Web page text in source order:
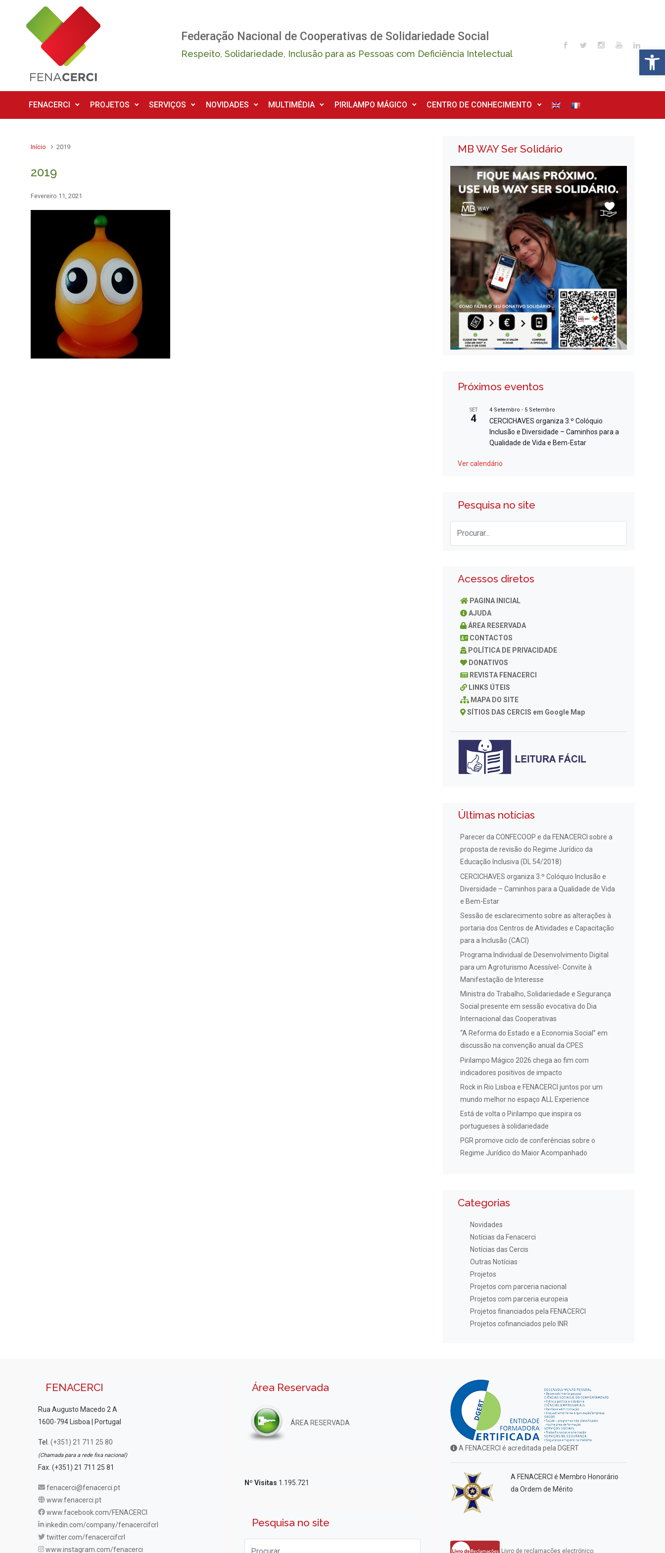
Skip to main content
Federação Nacional de Cooperativas de Solidariedade Social
Respeito, Solidariedade, Inclusão para as Pessoas com Deficiência Intelectual
FENACERCI PROJETOS SERVIÇOS NOVIDADES MULTIMÉDIA PIRILAMPO MÁGICO CENTRO DE CONHECIMENTO
Início 2019
2019
Fevereiro 11, 2021
MB WAY Ser Solidário
Próximos eventos
SET
4
4 Setembro - 5 Setembro
CERCICHAVES organiza 3.º Colóquio
Inclusão e Diversidade – Caminhos para a
Qualidade de Vida e Bem-Estar
Ver calendário
Pesquisa no site
Acessos diretos
PAGINA INICIAL
AJUDA
ÁREA RESERVADA
CONTACTOS
POLÍTICA DE PRIVACIDADE
DONATIVOS
REVISTA FENACERCI
LINKS ÚTEIS
MAPA DO SITE
SÍTIOS DAS CERCIS em Google Map
Últimas notícias
Parecer da CONFECOOP e da FENACERCI sobre a
proposta de revisão do Regime Jurídico da
Educação Inclusiva (DL 54/2018)
CERCICHAVES organiza 3.º Colóquio Inclusão e
Diversidade – Caminhos para a Qualidade de Vida
e Bem-Estar
Sessão de esclarecimento sobre as alterações à
portaria dos Centros de Atividades e Capacitação
para a Inclusão (CACI)
Programa Individual de Desenvolvimento Digital
para um Agroturismo Acessível- Convite à
Manifestação de Interesse
Ministra do Trabalho, Solidariedade e Segurança
Social presente em sessão evocativa do Dia
Internacional das Cooperativas
“A Reforma do Estado e a Economia Social” em
discussão na convenção anual da CPES
Pirilampo Mágico 2026 chega ao fim com
indicadores positivos de impacto
Rock in Rio Lisboa e FENACERCI juntos por um
mundo melhor no espaço ALL Experience
Está de volta o Pirilampo que inspira os
portugueses à solidariedade
PGR promove ciclo de conferências sobre o
Regime Jurídico do Maior Acompanhado
Categorias
Novidades
Notícias da Fenacerci
Notícias das Cercis
Outras Notícias
Projetos
Projetos com parceria nacional
Projetos com parceria europeia
Projetos financiados pela FENACERCI
Projetos cofinanciados pelo INR
FENACERCI
Rua Augusto Macedo 2 A
1600-794 Lisboa | Portugal
Tel. (+351) 21 711 25 80
(Chamada para a rede fixa nacional)
Fax. (+351) 21 711 25 81
fenacerci@fenacerci.pt
www.fenacerci.pt
www.facebook.com/FENACERCI
inkedin.com/company/fenacercifcrl
twitter.com/fenacercifcrl
www.instagram.com/fenacerci
Área Reservada
ÁREA RESERVADA
Nº Visitas 1.195.721
Pesquisa no site
A FENACERCI é acreditada pela DGERT
A FENACERCI é Membro Honorário
da Ordem de Mérito
Livro de reclamações electrónico.